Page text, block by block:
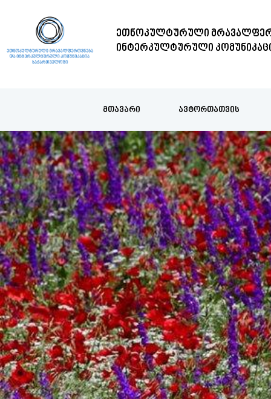
ᲔᲗᲜᲝᲙᲣᲚᲢᲣᲠᲣᲚᲘ
ᲘᲜᲢᲔᲠᲙᲣᲚᲢᲣᲠᲣᲚᲘ
ᲛᲗᲐᲕᲐᲠᲘ ᲐᲕᲢᲝᲠᲗᲐᲗᲕᲘᲡ